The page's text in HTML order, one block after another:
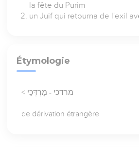
la fête du Purim
un Juif qui retourna de l'exil
Étymologie
< מרדכי - מָרְדְּכַי
de dérivation étrangère